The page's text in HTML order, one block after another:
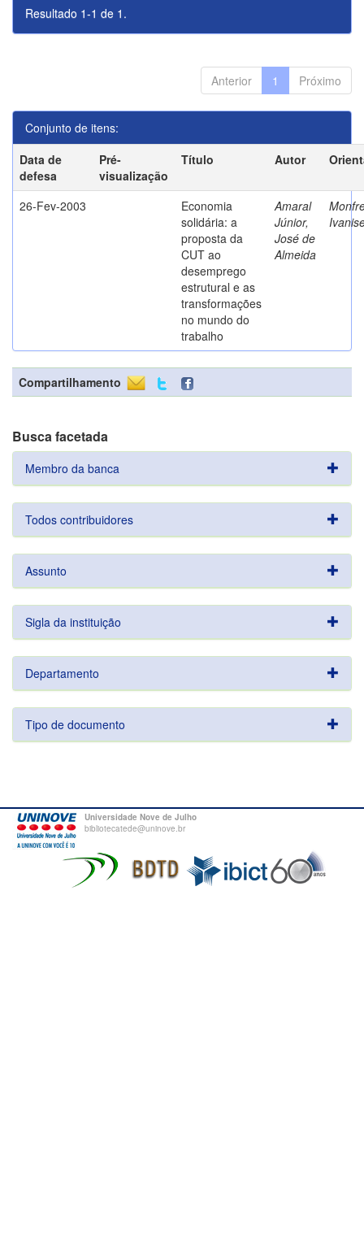
Resultado 1-1 de 1.
Anterior 1 Próximo
Conjunto de itens:
Data de
defesa
Pré-
visualização
Título Autor
26-Fev-2003
Economia
solidária: a
proposta da
CUT ao
desemprego
estrutural e as
transformações
no mundo do
trabalho
Amaral
Júnior,
José de
Almeida
Compartilhamento
Busca facetada
Membro da banca
Todos contribuidores
Assunto
Sigla da instituição
Departamento
Tipo de documento
Universidade Nove de Julho
bibliotecatede@uninove.br